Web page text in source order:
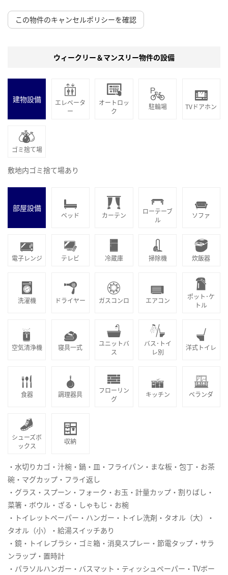
この物件のキャンセルポリシーを確認
ウィークリー＆マンスリー物件の設備
建物設備
エレベータ
ー
オートロッ
ク
駐輪場 TVドアホン
ゴミ捨て場
敷地内ゴミ捨て場あり
部屋設備
ベッド カーテン
ローテーブ
ル
ソファ
電子レンジ テレビ 冷蔵庫 掃除機 炊飯器
洗濯機 ドライヤー ガスコンロ エアコン
ポット･ケ
トル
空気清浄機 寝具一式
ユニットバ
ス
バス･トイ
レ別
洋式トイレ
食器 調理器具
フローリン
グ
キッチン ベランダ
シューズボ
ックス
収納
・水切りカゴ・汁椀・鍋・皿・フライパン・まな板・包丁・お茶
碗・マグカップ・フライ返し
・グラス・スプーン・フォーク・お玉・計量カップ・割りばし・
菜箸・ボウル・ざる・しゃもじ・お椀
・トイレットペーパー・ハンガー・トイレ洗剤・タオル（大）・
タオル（小）・給湯スイッチあり
・鏡・トイレブラシ・ゴミ箱・消臭スプレー・節電タップ・サラ
ンラップ・置時計
・パラソルハンガー・バスマット・ティッシュペーパー・TVボー